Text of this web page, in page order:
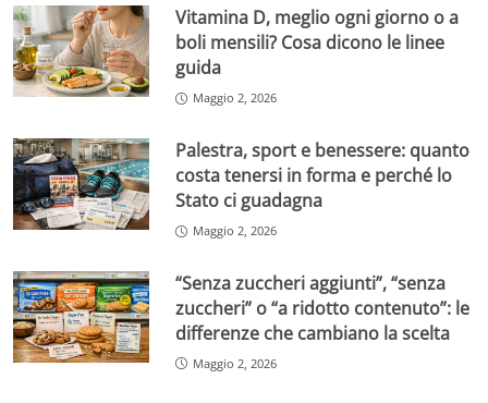
Vitamina D, meglio ogni giorno o a
boli mensili? Cosa dicono le linee
guida
Maggio 2, 2026
Palestra, sport e benessere: quanto
costa tenersi in forma e perché lo
Stato ci guadagna
Maggio 2, 2026
“Senza zuccheri aggiunti”, “senza
zuccheri” o “a ridotto contenuto”: le
differenze che cambiano la scelta
Maggio 2, 2026